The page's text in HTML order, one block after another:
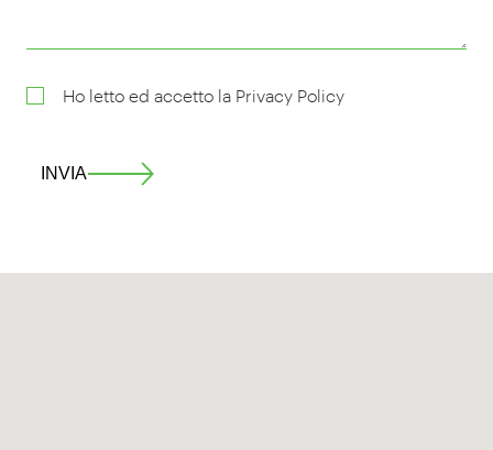
Ho letto ed accetto la Privacy Policy